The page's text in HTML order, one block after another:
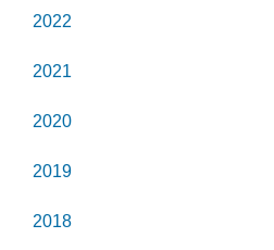
2022
2021
2020
2019
2018